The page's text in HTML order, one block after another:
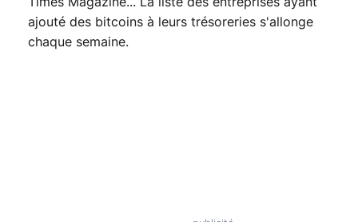
ajouté des bitcoins à leurs trésoreries s'allonge
chaque semaine.